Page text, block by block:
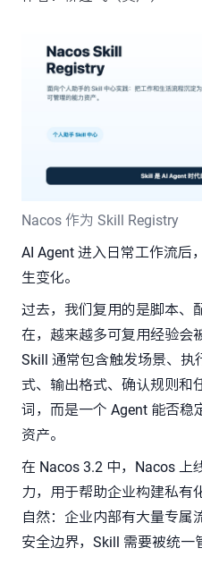
Nacos 作为 Skill Registry
AI Agent 进入日常工作流后
生变化。
过去，我们复用的是脚本、
在，越来越多可复用经验会
Skill 通常包含触发场景、执
式、输出格式、确认规则和
词，而是一个 Agent 能否稳
资产。
在 Nacos 3.2 中，Nacos 上
力，用于帮助企业构建私有
自然：企业内部有大量专属
安全边界，Skill 需要被统一